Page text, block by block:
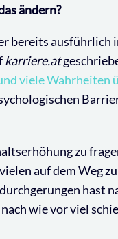
ändern?
bereits ausführlich
karriere.at
viele Wahrheiten
zu
auf dem Weg
hast
wie vor viel